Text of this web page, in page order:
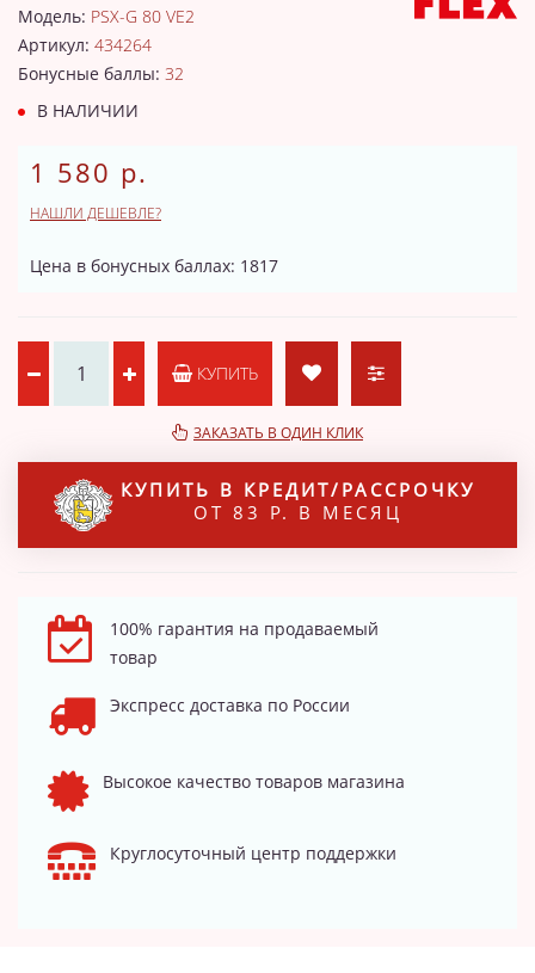
Модель: PSX-G 80 VE2
Артикул: 434264
Бонусные баллы: 32
В НАЛИЧИИ
1 580 р.
НАШЛИ ДЕШЕВЛЕ?
Цена в бонусных баллах: 1817
КУПИТЬ
ЗАКАЗАТЬ В ОДИН КЛИК
КУПИТЬ В КРЕДИТ/РАССРОЧКУ
ОТ 83 Р. В МЕСЯЦ
100% гарантия на продаваемый
товар
Экспресс доставка по России
Высокое качество товаров магазина
Круглосуточный центр поддержки